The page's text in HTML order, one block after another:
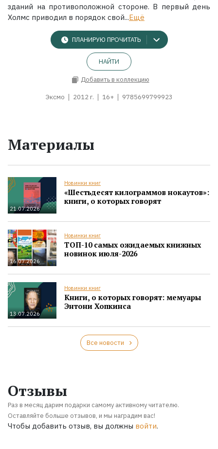
зданий на противоположной стороне. В первый день
Холмс приводил в порядок свой...Ещё
ПЛАНИРУЮ ПРОЧИТАТЬ
НАЙТИ
Добавить в коллекцию
Эксмо 2012 г. 16+ 9785699799923
Материалы
21.07.2026
Новинки книг
«Шестьдесят килограммов нокаутов»:
книги, о которых говорят
16.07.2026
Новинки книг
ТОП-10 самых ожидаемых книжных
новинок июля-2026
13.07.2026
Новинки книг
Книги, о которых говорят: мемуары
Энтони Хопкинса
Все новости
Отзывы
Раз в месяц дарим подарки самому активному читателю.
Оставляйте больше отзывов, и мы наградим вас!
Чтобы добавить отзыв, вы должны войти.